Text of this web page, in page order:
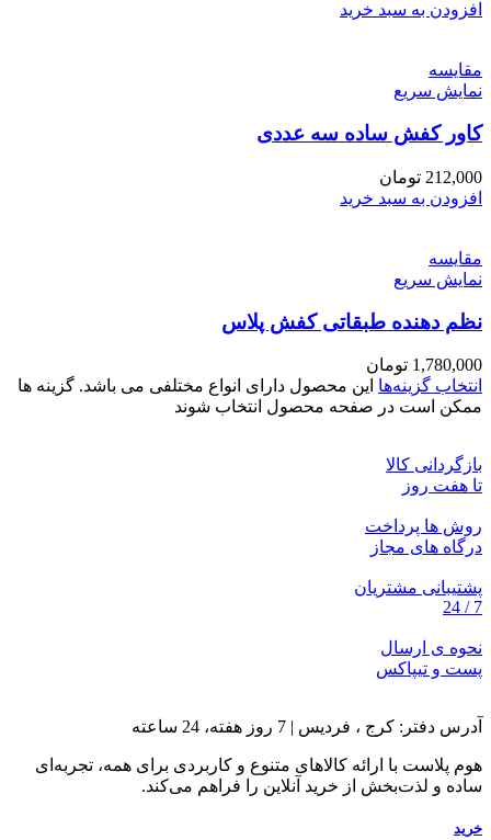
افزودن به سبد خرید
مقايسه
نمایش سریع
کاور کفش ساده سه عددی
212,000 تومان
افزودن به سبد خرید
مقايسه
نمایش سریع
نظم دهنده طبقاتی کفش پلاس
1,780,000 تومان
انتخاب گزینه‌ها این محصول دارای انواع مختلفی می باشد. گزینه ها
ممکن است در صفحه محصول انتخاب شوند
بازگردانی کالا
تا هفت روز
روش ها پرداخت
درگاه های مجاز
پشتیبانی مشتریان
7 / 24
نحوه ی ارسال
پست و تیپاکس
آدرس دفتر: کرج ، فردیس | 7 روز هفته، 24 ساعته
هوم پلاست با ارائه کالاهای متنوع و کاربردی برای همه، تجربه‌ای
ساده و لذت‌بخش از خرید آنلاین را فراهم می‌کند.
خرید